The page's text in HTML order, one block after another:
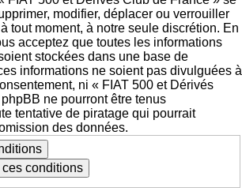
modifier, déplacer ou verrouiller
tout moment, à notre seule discrétion. En
acceptez que toutes les informations
stockées dans une base de
informations ne soient pas divulguées à
ni « FIAT 500 et Dérivés
ne pourront être tenus
tentative de piratage qui pourrait
des données.